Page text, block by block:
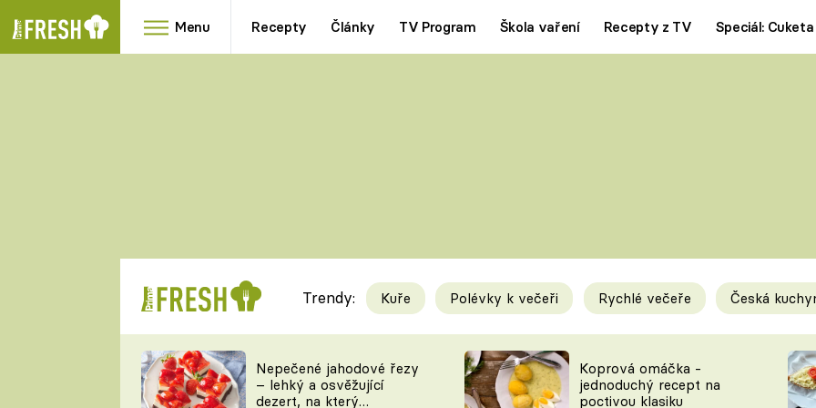
Menu Recepty Články TV Program Škola vaření Recepty z TV Speciál: Cuketa
RYCHLOVKY
Videorecepty
TEĎ VAŘÍ ŠÉF!
Tipy a triky
KAM ZA JÍDLEM
Trendy: Kuře Polévky k večeři Rychlé večeře Česká
Nepečené jahodové řezy
– lehký a osvěžující
dezert, na který
Koprová omáčka -
jednoduchý recept na
poctivou klasiku